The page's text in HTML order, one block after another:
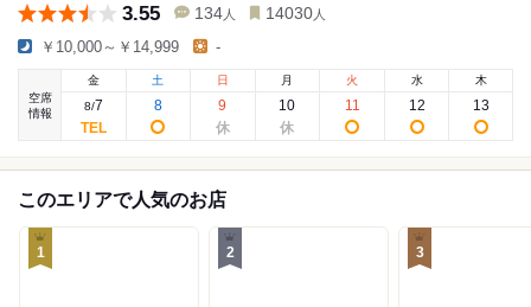
3.55 134 人 14030 人
￥10,000～￥14,999 -
空席
情報
金
8/7
土
8
日
9
月
10
火
11
水
12
木
13
このエリアで人気のお店
1 2 3